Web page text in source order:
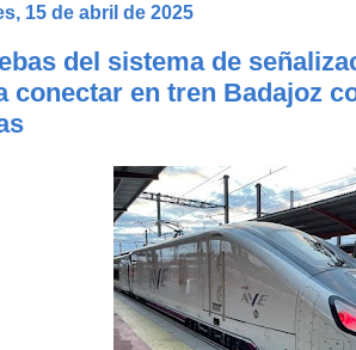
15 de abril de 2025
del sistema de
conectar en tren Badajoz